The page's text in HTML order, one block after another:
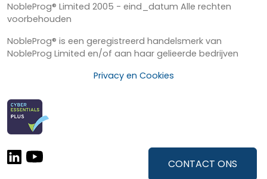
CONTACT ONS
NobleProg® Limited 2005 - eind_datum Alle rechten
voorbehouden
NobleProg® is een geregistreerd handelsmerk van
NobleProg Limited en/of aan haar gelieerde bedrijven
Privacy en Cookies